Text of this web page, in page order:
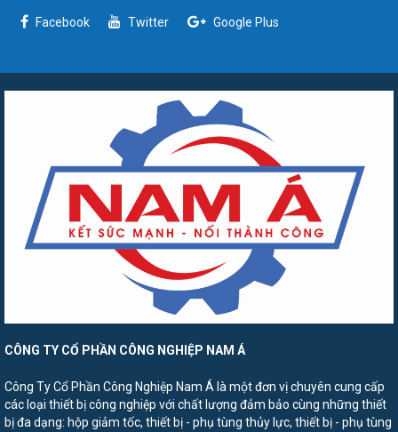
Facebook Twitter Google Plus
CÔNG TY CỔ PHẦN CÔNG NGHIỆP NAM Á
Công Ty Cổ Phần Công Nghiệp Nam Á là một đơn vị chuyên cung cấp
các loại thiết bị công nghiệp với chất lượng đảm bảo cùng những thiết
bị đa dạng: hộp giảm tốc, thiết bị - phụ tùng thủy lực, thiết bị - phụ tùng